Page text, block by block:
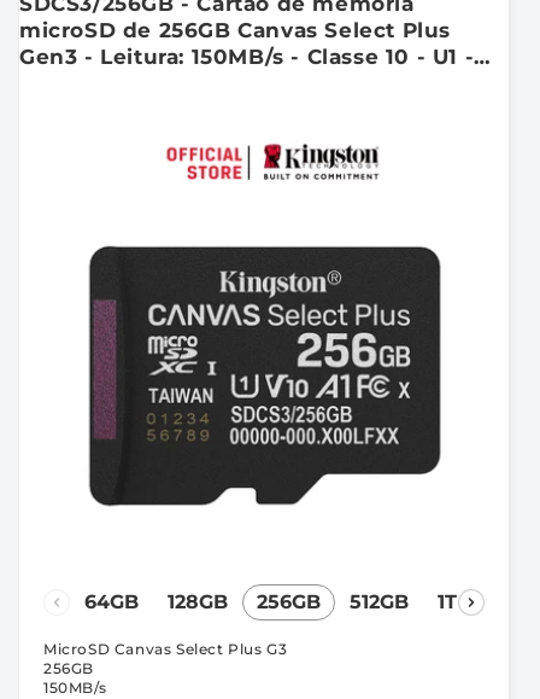
microSD de 256GB Canvas Select Plus
Gen3 - Leitura: 150MB/s - Classe 10 - U1 -
64GB 128GB 256GB 512GB 1TB
MicroSD Canvas Select Plus G3
256GB
150MB/s